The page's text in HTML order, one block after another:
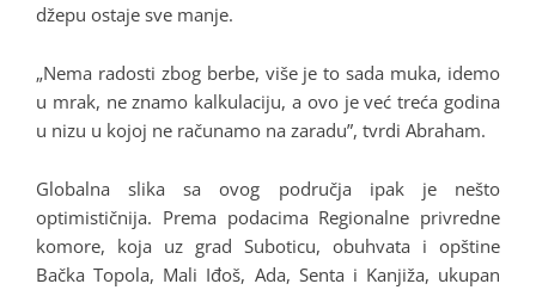
džepu ostaje sve manje.
„Nema radosti zbog berbe, više je to sada muka, idemo
u mrak, ne znamo kalkulaciju, a ovo je već treća godina
u nizu u kojoj ne računamo na zaradu”, tvrdi Abraham.
Globalna slika sa ovog područja ipak je nešto
optimističnija. Prema podacima Regionalne privredne
komore, koja uz grad Suboticu, obuhvata i opštine
Bačka Topola, Mali Iđoš, Ada, Senta i Kanjiža, ukupan